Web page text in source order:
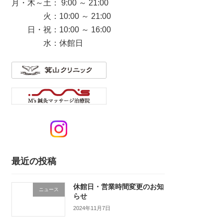
月・木～土： 9:00 ～ 21:00
火：10:00 ～ 21:00
日・祝：10:00 ～ 16:00
水：休館日
最近の投稿
ニュース
休館日・営業時間変更のお知
らせ
2024年11月7日